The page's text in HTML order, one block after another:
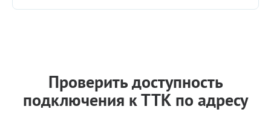
Проверить доступность
подключения к ТТК по адресу